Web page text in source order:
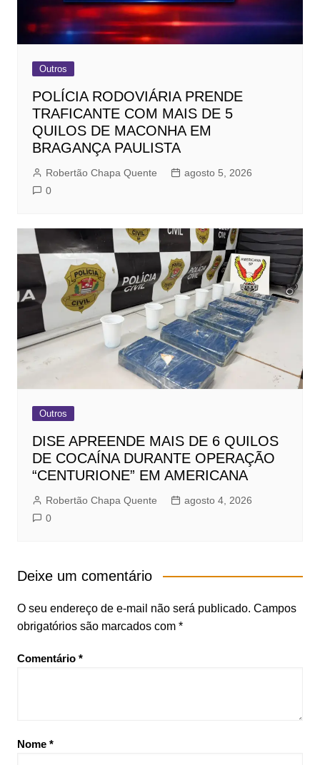
Outros
POLÍCIA RODOVIÁRIA PRENDE
TRAFICANTE COM MAIS DE 5
QUILOS DE MACONHA EM
BRAGANÇA PAULISTA
Robertão Chapa Quente
agosto 5, 2026
0
Outros
DISE APREENDE MAIS DE 6 QUILOS
DE COCAÍNA DURANTE OPERAÇÃO
“CENTURIONE” EM AMERICANA
Robertão Chapa Quente
agosto 4, 2026
0
Deixe um comentário
O seu endereço de e-mail não será publicado. Campos
obrigatórios são marcados com *
Comentário *
Nome *